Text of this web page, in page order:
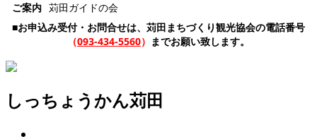
ご案内 苅田ガイドの会
■お申込み受付・お問合せは、苅田まちづくり観光協会の電話番号
（093-434-5560） までお願い致します。
しっちょうかん苅田